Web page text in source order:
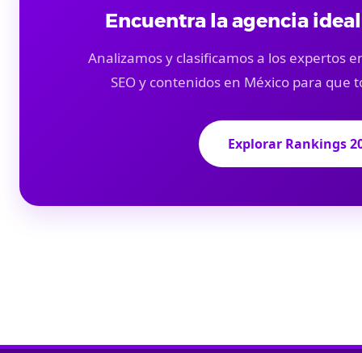
Encuentra la agencia
Analizamos y clasificamos a los expertos
SEO y contenidos en México para que
Explorar Rankings